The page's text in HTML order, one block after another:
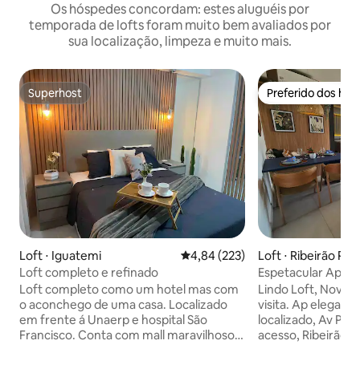
Os hóspedes concordam: estes aluguéis por
temporada de lofts foram muito bem avaliados por
sua localização, limpeza e muito mais.
Superhost
Superhost
Loft ⋅ Iguatemi 4,84 de uma avaliação média de
4,84 (223)
Loft completo e refinado
Loft completo como um hotel mas com
o aconchego de uma casa. Localizado
em frente á Unaerp e hospital São
Francisco. Conta com mall maravilhoso
Preferido dos
Preferido dos
Loft ⋅ Ribeirão
Espetacular Ap
Lava e Seca
Lindo Loft,
visita. Ap
localizado, Av
acesso, Ribeirão